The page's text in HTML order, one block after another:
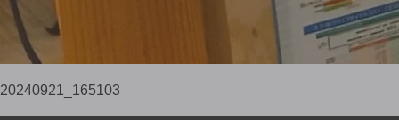
20240921_165103